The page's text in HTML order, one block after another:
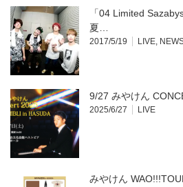
ウ
開
き
ま
す)
い
(新
し
い
ウ
ィ
ン
ド
ウ
開
き
ま
す)
「04 Limited
夏…
2017/5/19 LIVE,
9/27 みやけん
2025/6/27 LIVE
みやけん